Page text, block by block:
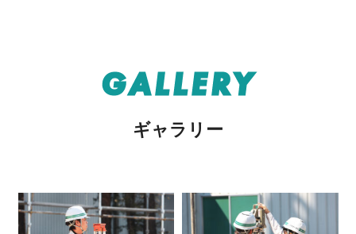
GALLERY
ギャラリー